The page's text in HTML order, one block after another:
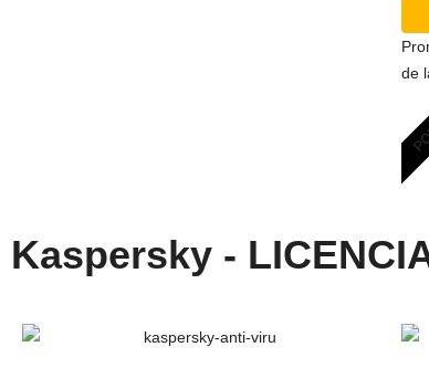
de
Kaspersky -